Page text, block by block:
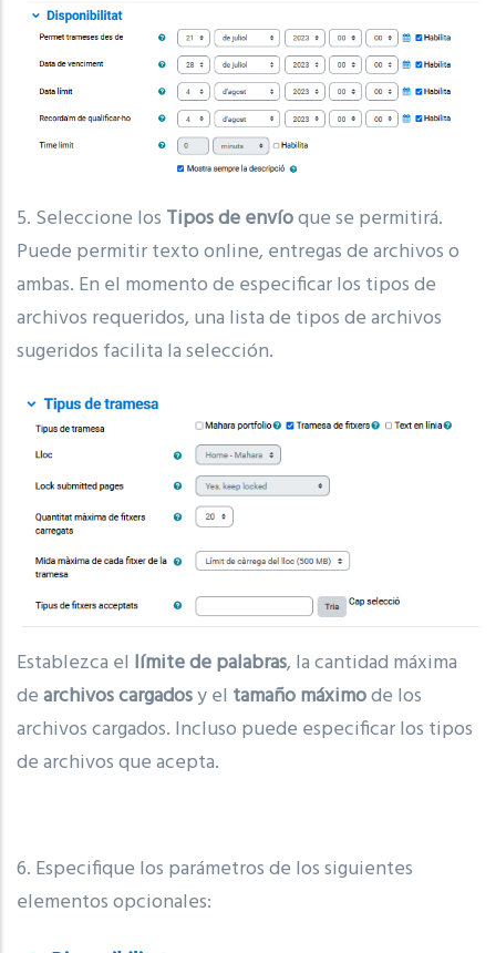
5. Seleccione los Tipos de envíoque se permitirá.
Puede permitir texto online, entregas de archivos o
ambas. En el momento de especificar los tipos de
archivos requeridos, una lista de tipos de archivos
sugeridos facilita la selección.
Establezca el límite de palabras, la cantidad máxima
dearchivos cargadosy el tamaño máximode los
archivos cargados. Incluso puede especificar los tipos
de archivos que acepta.
6. Especifique los parámetros de los siguientes
elementos opcionales: